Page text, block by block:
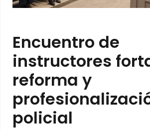
Encuentro de
instructores
reforma y
policial